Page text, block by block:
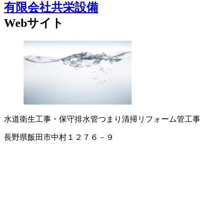
有限会社共栄設備
Webサイト
水道衛生工事・保守排水管つまり清掃リフォーム管工事
長野県飯田市中村１２７６－９